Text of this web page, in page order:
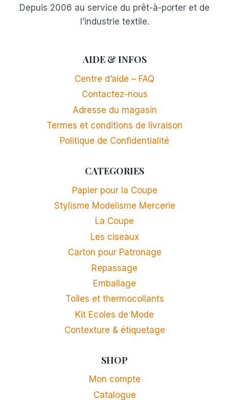
Depuis 2006 au service du prêt-à-porter et de
l’industrie textile.
AIDE & INFOS
Centre d’aide – FAQ
Contactez-nous
Adresse du magasin
Termes et conditions de livraison
Politique de Confidentialité
CATEGORIES
Papier pour la Coupe
Stylisme Modelisme Mercerie
La Coupe
Les ciseaux
Carton pour Patronage
Repassage
Emballage
Toiles et thermocollants
Kit Ecoles de Mode
Contexture & étiquetage
SHOP
Mon compte
Catalogue